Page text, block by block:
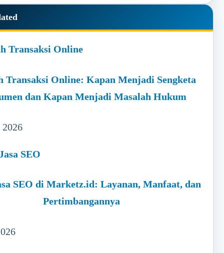
Transaksi Online: Kapan Menjadi Sengketa
dan Kapan Menjadi Masalah Hukum
SEO di Marketz.id: Layanan, Manfaat, dan
Pertimbangannya